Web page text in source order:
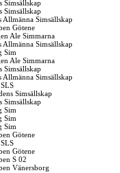
Simsällskap
Simsällskap
Allmänna Simsällskap
Götene
Ale Simmarna
Allmänna Simsällskap
Sim
Ale Simmarna
Simsällskap
Allmänna Simsällskap
Simsällskap
Simsällskap
Sim
Sim
Sim
Götene
Götene
S 02
Vänersborg